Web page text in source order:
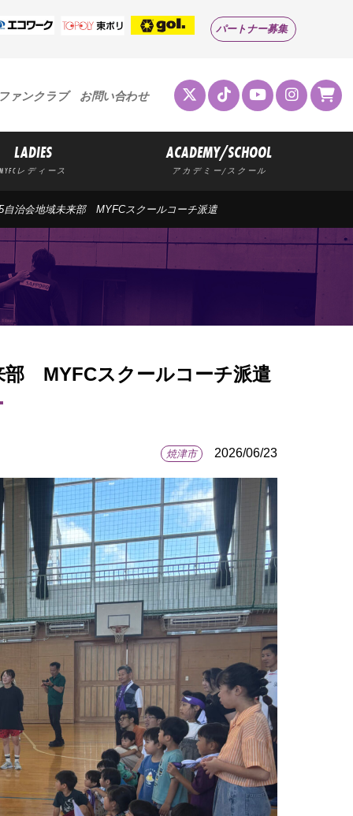
パートナー募集
ァンクラブ お問い合わせ
LADIES
レディース
ACADEMY/SCHOOL
アカデミー/スクール
自治会地域未来部 MYFCスクールコーチ派遣
部 MYFCスクールコーチ派遣
焼津市 2026/06/23